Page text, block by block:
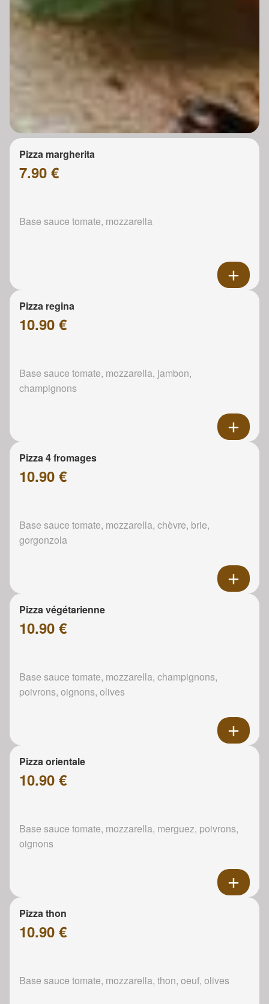
Pizza margherita
7.90 €
Base sauce tomate, mozzarella
Pizza regina
10.90 €
Base sauce tomate, mozzarella, jambon,
champignons
Pizza 4 fromages
10.90 €
Base sauce tomate, mozzarella, chèvre, brie,
gorgonzola
Pizza végétarienne
10.90 €
Base sauce tomate, mozzarella, champignons,
poivrons, oignons, olives
Pizza orientale
10.90 €
Base sauce tomate, mozzarella, merguez, poivrons,
oignons
Pizza thon
10.90 €
Base sauce tomate, mozzarella, thon, oeuf, olives